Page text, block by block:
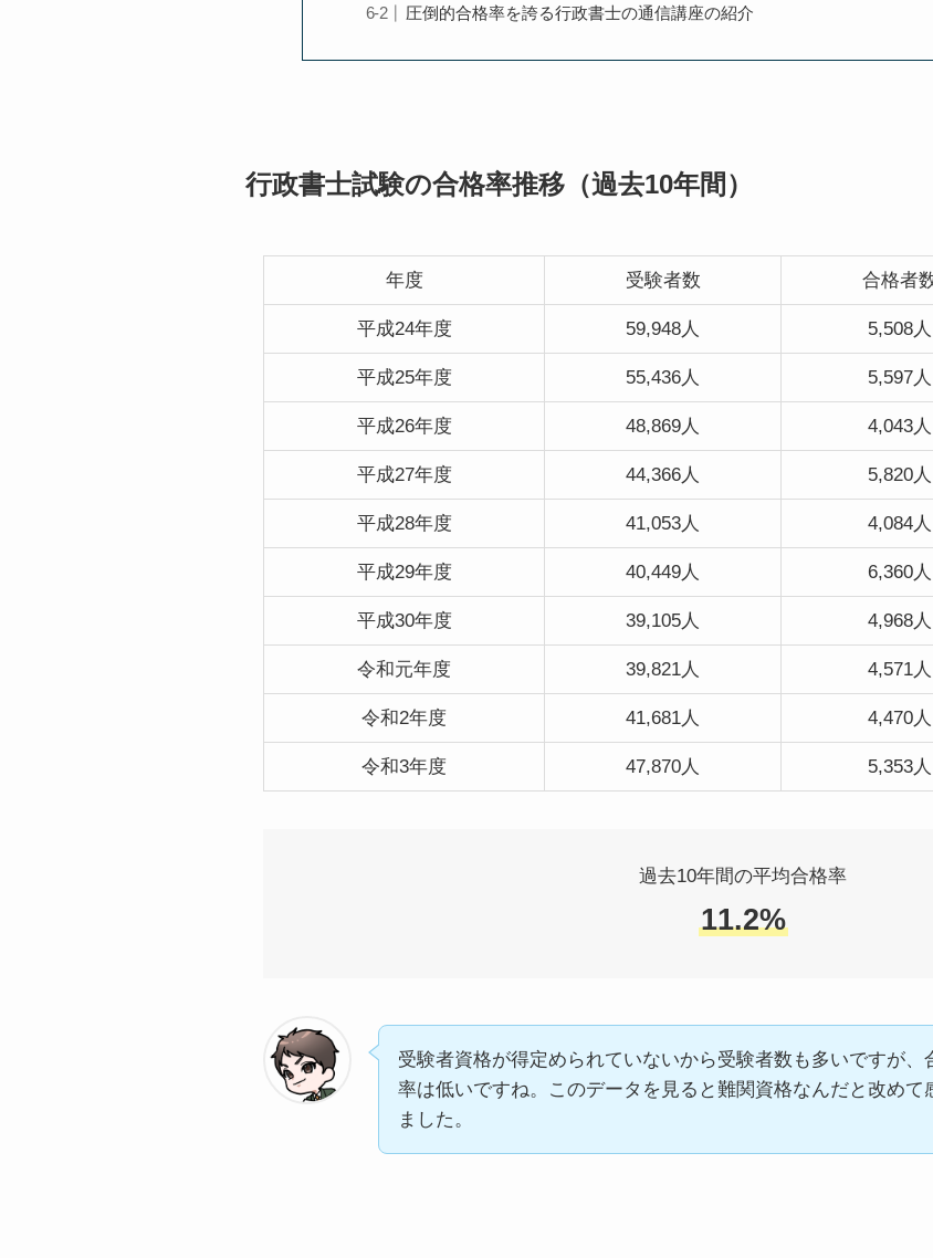
圧倒的合格率を誇る行政書士の通信講座の紹介
行政書士試験の合格率推移（過去10年間）
年度 受験者数 合格者
平成24年度 59,948人 5,508人
平成25年度 55,436人 5,597人
平成26年度 48,869人 4,043人
平成27年度 44,366人 5,820人
平成28年度 41,053人 4,084人
平成29年度 40,449人 6,360人
平成30年度 39,105人 4,968人
令和元年度 39,821人 4,571人
令和2年度 41,681人 4,470人
令和3年度 47,870人 5,353人
過去10年間の平均合格率
11.2%
受験者資格が得定められていないから受験者数も多いですが、
率は低いですね。このデータを見ると難関資格なんだと改めて
ました。